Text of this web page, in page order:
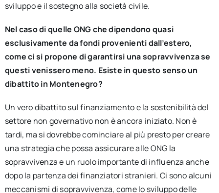
sviluppo e il sostegno alla società civile.
Nel caso di quelle ONG che dipendono quasi
esclusivamente da fondi provenienti dall’estero,
come ci si propone di garantirsi una sopravvivenza se
questi venissero meno. Esiste in questo senso un
dibattito in Montenegro?
Un vero dibattito sul finanziamento e la sostenibilità del
settore non governativo non è ancora iniziato. Non è
tardi, ma si dovrebbe cominciare al più presto per creare
una strategia che possa assicurare alle ONG la
sopravvivenza e un ruolo importante di influenza anche
dopo la partenza dei finanziatori stranieri. Ci sono alcuni
meccanismi di sopravvivenza, come lo sviluppo delle